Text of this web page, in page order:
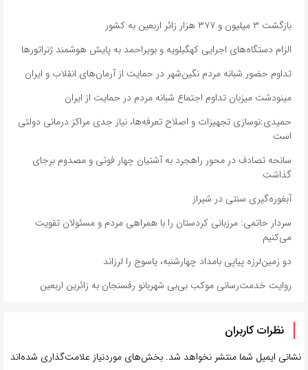
بازگشت ۳ میلیون و ۳۷۷ هزار زائر اربعین به کشور
الزام دستگاه‌های اجرایی کهگیلویه و بویراحمد به پایش هوشمند ژنراتورها
تداوم حضور شبانه مردم نگین‌شهر در حمایت از آرمان‌های انقلاب و ایران
مینودشت میزبان تداوم اجتماع شبانه مردم در حمایت از ایران
حمیدی:نوسازی تجهیزات و اصلاح تعرفه‌ها، نیاز جدی مراکز درمانی دولتی
است
سانحه تصادف در محور راهجرد به آشتیان چهار فوتی و مصدوم برجای
گذاشت
آبغوره‌گیری سنتی در شیراز
سردار حاتمی: مرزبانی کردستان را با همراهی مردم و مسئولان تقویت
می‌کنیم
دو زمین‌لرزه پیاپی بامداد چهارشنبه، یاسوج را لرزاند
روایت خدمت‌رسانی موکب بی‌بی شهربانو رفسنجان به زائرین اربعین
نظرات کاربران
نشانی ایمیل شما منتشر نخواهد شد. بخش‌های موردنیاز علامت‌گذاری شده‌اند